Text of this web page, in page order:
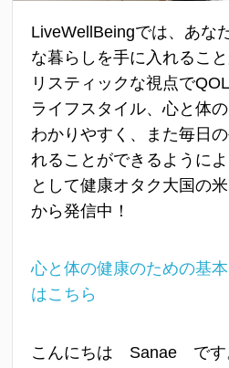
LiveWellBeingでは、あな
な暮らしを手に入れるこ
リスティックな視点で
ライフスタイル、心と体
わかりやすく、また毎日
れることができるように
として健康オタク大国の
から発信中！
心と体の健康のための基
はこちら
こんにちは Sanae です